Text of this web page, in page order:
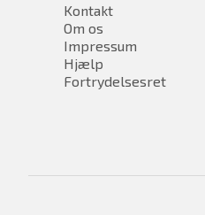
Kontakt
Om os
Impressum
Hjælp
Fortrydelsesret